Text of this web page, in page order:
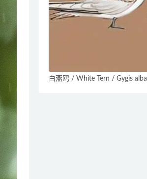
白燕鸥 / White Tern / Gygis alba